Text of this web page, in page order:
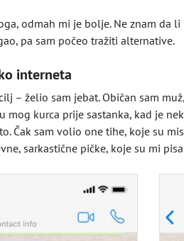
odmah mi je bolje. Ne znam da
pa sam počeo tražiti alternative.
interneta
– želio sam jebat. Običan sam
mog kurca prije sastanka, kad je
Čak sam volio one tihe, koje su
sarkastične pičke, koje su mi